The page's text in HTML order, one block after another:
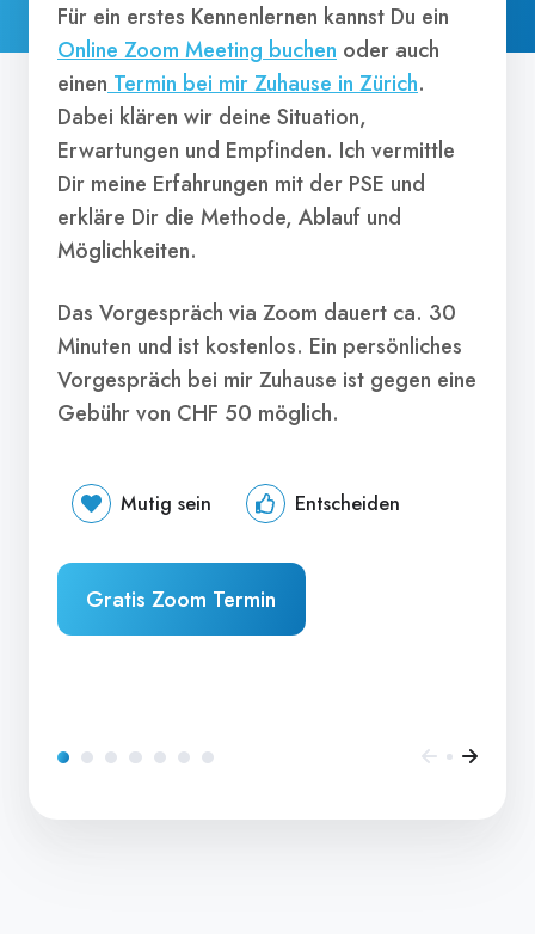
Für ein erstes Kennenlernen kannst Du ein
Online Zoom Meeting buchen oder auch
einen Termin bei mir Zuhause in Zürich.
Dabei klären wir deine Situation,
Erwartungen und Empfinden. Ich vermittle
Dir meine Erfahrungen mit der PSE und
erkläre Dir die Methode, Ablauf und
Möglichkeiten.
Das Vorgespräch via Zoom dauert ca. 30
Minuten und ist kostenlos. Ein persönliches
Vorgespräch bei mir Zuhause ist gegen eine
Gebühr von CHF 50 möglich.
Mutig sein Entscheiden
Gratis Zoom Termin